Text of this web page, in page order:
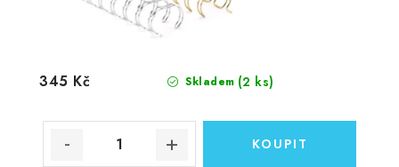
Skladem (2 ks)
345 Kč